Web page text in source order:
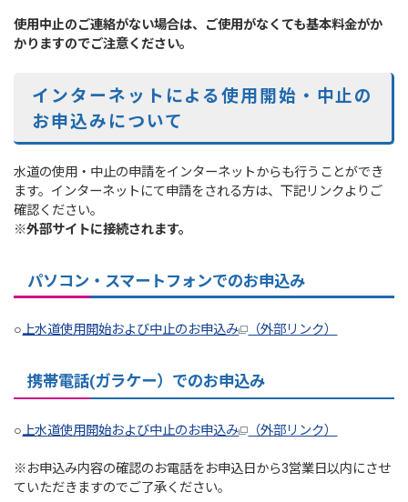
使用中止のご連絡がない場合は、ご使用がなくても基本料金がか
かりますのでご注意ください。
インターネットによる使用開始・中止の
お申込みについて
水道の使用・中止の申請をインターネットからも行うことができ
ます。インターネットにて申請をされる方は、下記リンクよりご
確認ください。
※外部サイトに接続されます。
パソコン・スマートフォンでのお申込み
○上水道使用開始および中止のお申込み （外部リンク）
携帯電話(ガラケー）でのお申込み
○上水道使用開始および中止のお申込み （外部リンク）
※お申込み内容の確認のお電話をお申込日から3営業日以内にさせ
ていただきますのでご了承ください。